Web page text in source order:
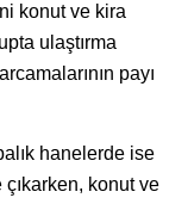
konut ve kira
ulaştırma
payı
hanelerde ise
çıkarken, konut ve